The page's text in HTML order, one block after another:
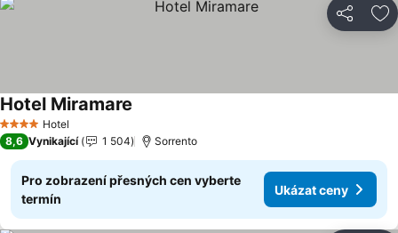
Sdílet
4 Počet hvězdiček
Hotel
Hotel Miramare
8,6 Vynikající 1 504 Sorrento
Pro zobrazení přesných cen vyberte
termín
Ukázat ceny